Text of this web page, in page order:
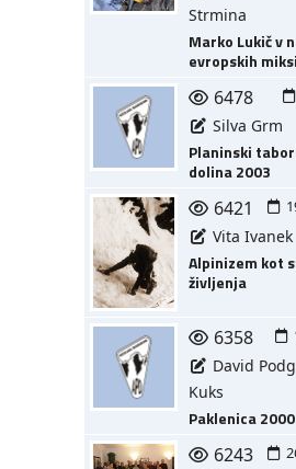
Strmina
Marko Lukič v
evropskih
6478
Silva Grm
Planinski
dolina 2003
6421
Vita Ivanek
Alpinizem kot
življenja
6358
David
Kuks
Paklenica 2000
6243